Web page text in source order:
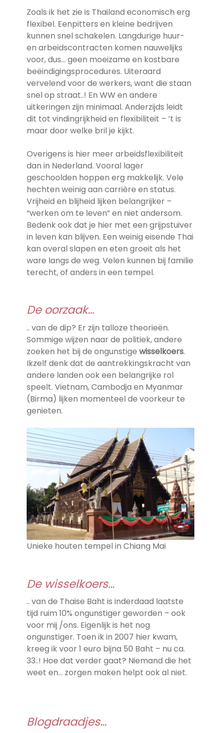
Zoals ik het zie is Thailand economisch erg
flexibel. Eenpitters en kleine bedrijven
kunnen snel schakelen. Langdurige huur-
en arbeidscontracten komen nauwelijks
voor, dus… geen moeizame en kostbare
beëindigingsprocedures. Uiteraard
vervelend voor de werkers, want die staan
snel op straat..! En WW en andere
uitkeringen zijn minimaal. Anderzijds leidt
dit tot vindingrijkheid en flexibiliteit – ’t is
maar door welke bril je kijkt.
Overigens is hier meer arbeidsflexibiliteit
dan in Nederland. Vooral lager
geschoolden hoppen erg makkelijk. Vele
hechten weinig aan carrière en status.
Vrijheid en blijheid lijken belangrijker –
“werken om te leven” en niet andersom.
Bedenk ook dat je hier met een grijpstuiver
in leven kan blijven. Een weinig eisende Thai
kan overal slapen en eten groeit als het
ware langs de weg. Velen kunnen bij familie
terecht, of anders in een tempel.
De oorzaak…
.. van de dip? Er zijn talloze theorieën.
Sommige wijzen naar de politiek, andere
zoeken het bij de ongunstige wisselkoers.
Ikzelf denk dat de aantrekkingskracht van
andere landen ook een belangrijke rol
speelt. Vietnam, Cambodja en Myanmar
(Birma) lijken momenteel de voorkeur te
genieten.
Unieke houten tempel in Chiang Mai
De wisselkoers…
.. van de Thaise Baht is inderdaad laatste
tijd ruim 10% ongunstigergeworden – ook
voor mij /ons. Eigenlijk is het nog
ongunstiger. Toen ik in 2007 hier kwam,
kreeg ik voor 1 euro bijna 50 Baht – nu ca.
33..! Hoe dat verder gaat? Niemand die het
weet en… zorgen maken helpt ook al niet.
Blogdraadjes…